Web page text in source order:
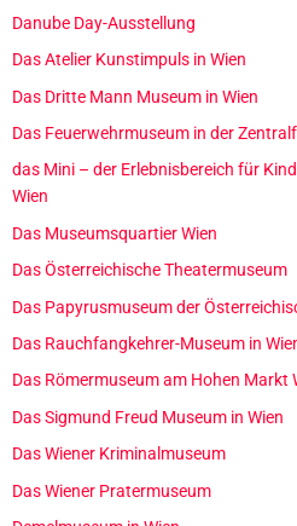
Danube Day-Ausstellung
Das Atelier Kunstimpuls in Wien
Das Dritte Mann Museum in Wien
Das Feuerwehrmuseum in der
das Mini – der Erlebnisbereich für
Wien
Das Museumsquartier Wien
Das Österreichische Theatermuseum
Das Papyrusmuseum der
Das Rauchfangkehrer-Museum in
Das Römermuseum am Hohen Markt
Das Sigmund Freud Museum in Wien
Das Wiener Kriminalmuseum
Das Wiener Pratermuseum